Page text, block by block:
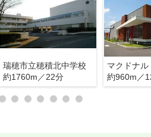
瑞穂市立穂積北中学校
約1760m／22分
マクドナ
約960m／